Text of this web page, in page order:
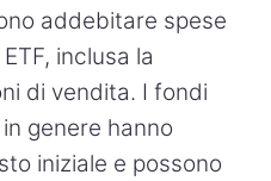
addebitare spese
inclusa la
di vendita. I fondi
genere hanno
iniziale e possono